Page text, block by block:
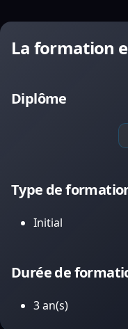
La formation
Diplôme
Type de
Initial
Durée de
3 an(s)